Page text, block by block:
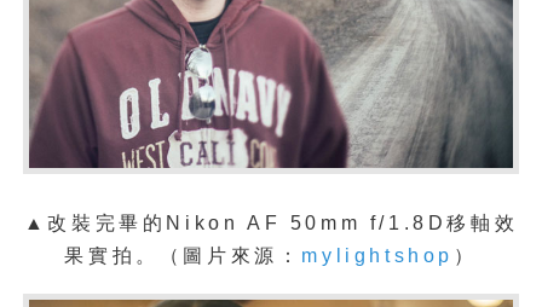
▲改裝完畢的Nikon AF 50mm f/1.8D移軸效
果 實拍。 （圖片來源： mylightshop ）